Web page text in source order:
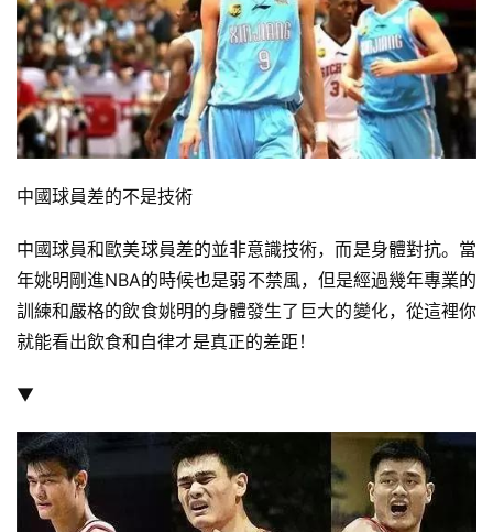
中國球員差的不是技術
中國球員和歐美球員差的並非意識技術，而是身體對抗。當
年姚明剛進NBA的時候也是弱不禁風，但是經過幾年專業的
訓練和嚴格的飲食姚明的身體發生了巨大的變化，從這裡你
就能看出飲食和自律才是真正的差距！
▼